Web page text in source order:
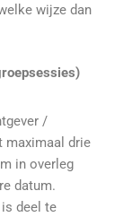
wijze dan
/
maximaal drie
in overleg
datum.
is deel te